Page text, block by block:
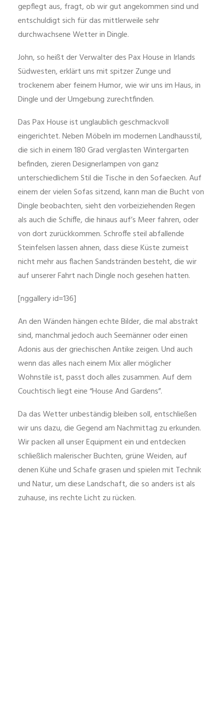
gepflegt aus, fragt, ob wir gut angekommen sind und
entschuldigt sich für das mittlerweile sehr
durchwachsene Wetter in Dingle.
John, so heißt der Verwalter des Pax House in Irlands
Südwesten, erklärt uns mit spitzer Zunge und
trockenem aber feinem Humor, wie wir uns im Haus, in
Dingle und der Umgebung zurechtfinden.
Das Pax House ist unglaublich geschmackvoll
eingerichtet. Neben Möbeln im modernen Landhausstil,
die sich in einem 180 Grad verglasten Wintergarten
befinden, zieren Designerlampen von ganz
unterschiedlichem Stil die Tische in den Sofaecken. Auf
einem der vielen Sofas sitzend, kann man die Bucht von
Dingle beobachten, sieht den vorbeiziehenden Regen
als auch die Schiffe, die hinaus auf’s Meer fahren, oder
von dort zurückkommen. Schroffe steil abfallende
Steinfelsen lassen ahnen, dass diese Küste zumeist
nicht mehr aus flachen Sandstränden besteht, die wir
auf unserer Fahrt nach Dingle noch gesehen hatten.
[nggallery id=136]
An den Wänden hängen echte Bilder, die mal abstrakt
sind, manchmal jedoch auch Seemänner oder einen
Adonis aus der griechischen Antike zeigen. Und auch
wenn das alles nach einem Mix aller möglicher
Wohnstile ist, passt doch alles zusammen. Auf dem
Couchtisch liegt eine “House And Gardens”.
Da das Wetter unbeständig bleiben soll, entschließen
wir uns dazu, die Gegend am Nachmittag zu erkunden.
Wir packen all unser Equipment ein und entdecken
schließlich malerischer Buchten, grüne Weiden, auf
denen Kühe und Schafe grasen und spielen mit Technik
und Natur, um diese Landschaft, die so anders ist als
zuhause, ins rechte Licht zu rücken.